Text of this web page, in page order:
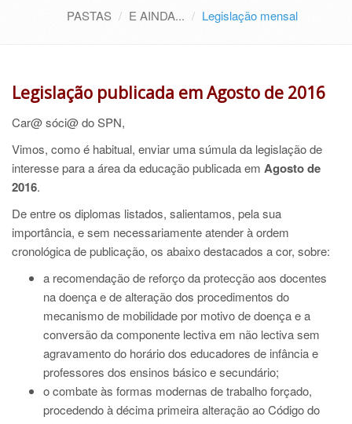
PASTAS E AINDA... Legislação mensal
Legislação publicada em Agosto de 2016
Car@ sóci@ do SPN,
Vimos, como é habitual, enviar uma súmula da legislação de
interesse para a área da educação publicada em Agosto de
2016.
De entre os diplomas listados, salientamos, pela sua
importância, e sem necessariamente atender à ordem
cronológica de publicação, os abaixo destacados a cor, sobre:
a recomendação de reforço da protecção aos docentes
na doença e de alteração dos procedimentos do
mecanismo de mobilidade por motivo de doença e a
conversão da componente lectiva em não lectiva sem
agravamento do horário dos educadores de infância e
professores dos ensinos básico e secundário;
o combate às formas modernas de trabalho forçado,
procedendo à décima primeira alteração ao Código do